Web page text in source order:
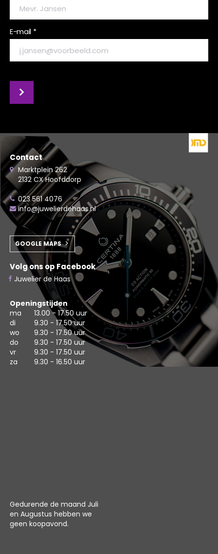
E-mail *
Contact
Marktplein 262
2132 CX Hoofddorp
023 561 4076
info@juwelierdehaas.nl
GOOGLE MAPS
Volg ons op Facebook
Juwelier de Haas
Openingstijden
ma
13.00 - 17.50 uur
di
9.30 - 17.50 uur
wo
9.30 - 17.50 uur
do
9.30 - 17.50 uur
vr
9.30 - 17.50 uur
za
9.30 - 16.50 uur
Gedurende de maand Juli
en Augustus hebben we
geen koopavond.